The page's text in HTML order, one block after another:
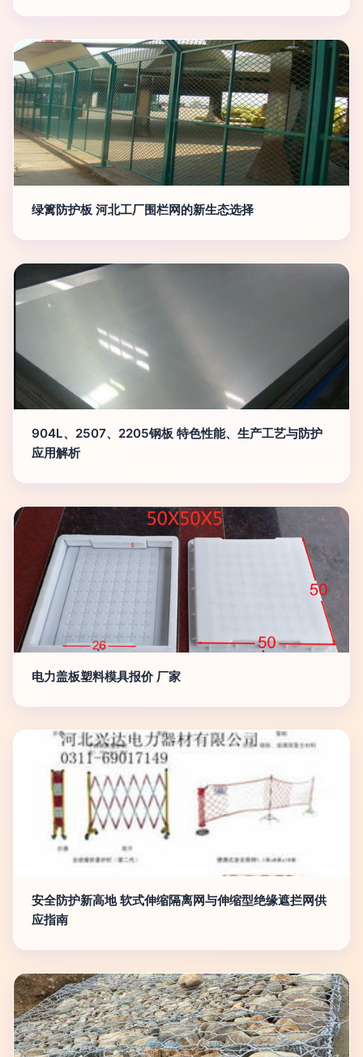
绿篱防护板 河北工厂围栏网的新生态选择
904L、2507、2205钢板 特色性能、生产工艺与防护
应用解析
电力盖板塑料模具报价 厂家
安全防护新高地 软式伸缩隔离网与伸缩型绝缘遮拦网供
应指南